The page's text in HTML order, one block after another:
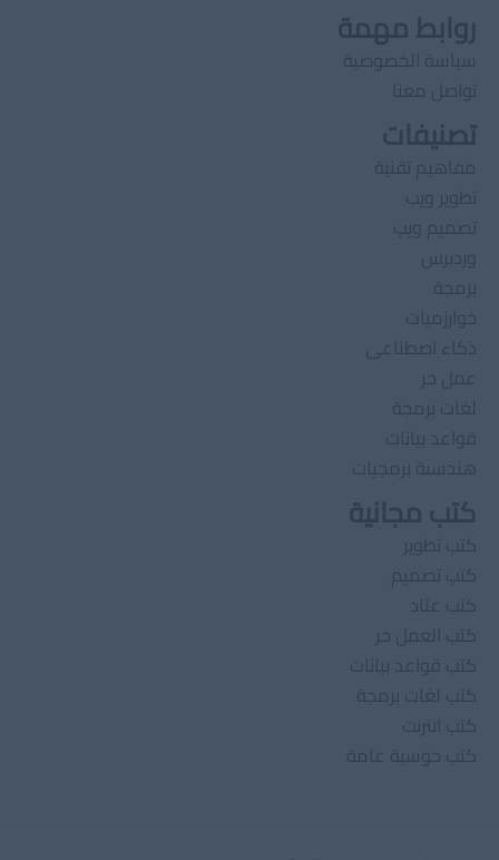
روابط مهمة
سياسة الخصوصية
تواصل معنا
تصنيفات
مفاهيم تقنية
تطوير ويب
تصميم ويب
وردبرس
برمجة
خوارزميات
ذكاء اصطناعى
عمل حر
لغات برمجة
قواعد بيانات
هندسىة برمجيات
كتب مجانية
كتب تطوير
كتب تصميم
كتب عتاد
كتب العمل حر
كتب قواعد بيانات
كتب لغات برمجة
كتب انترنت
كتب حوسبة عامة